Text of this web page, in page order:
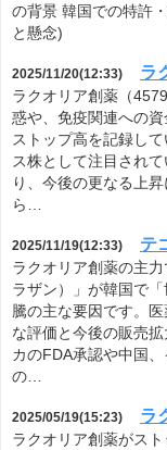
の背景 韓国での特許
と懸念)
2025/11/20(12:33) ラ
ラクオリア創薬（
惑や、免疫関連への
ストップ高を記録し
ス株として注目され
り、今後の更なる上
ら…
2025/11/19(12:33) テ
ラクオリア創薬の主
ラザン）」が韓国で
騰の主な要因です。
な評価と今後の販売
カのFDA承認や中国
の…
2025/05/19(15:23) ラ
ラクオリア創薬がス